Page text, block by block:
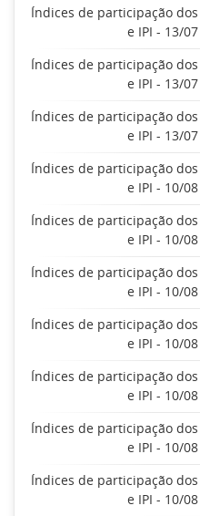
Índices de participação
e IPI - 13/
Índices de participação
e IPI - 13/
Índices de participação
e IPI - 13/
Índices de participação
e IPI - 10/
Índices de participação
e IPI - 10/
Índices de participação
e IPI - 10/
Índices de participação
e IPI - 10/
Índices de participação
e IPI - 10/
Índices de participação
e IPI - 10/
Índices de participação
e IPI - 10/